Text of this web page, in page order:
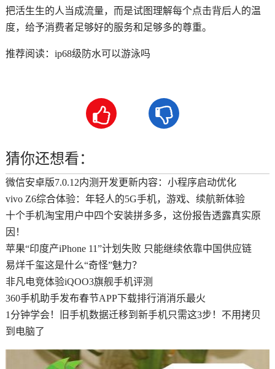
把活生生的人当成流量，而是试图理解每个点击背后人的温
度，给予消费者足够好的服务和足够多的尊重。
推荐阅读： ip68级防水可以游泳吗
 
猜你还想看：
微信安卓版7.0.12内测开发更新内容：小程序启动优化
vivo Z6综合体验：年轻人的5G手机，游戏、续航新体验
十个手机淘宝用户中四个安装拼多多，这份报告透露真实原
因！
苹果“印度产iPhone 11”计划失败 只能继续依靠中国供应链
易烊千玺这是什么“奇怪”魅力？
非凡电竞体验iQOO3旗舰手机评测
360手机助手发布春节APP下载排行消消乐最火
1分钟学会！旧手机数据迁移到新手机只需这3步！不用拷贝
到电脑了